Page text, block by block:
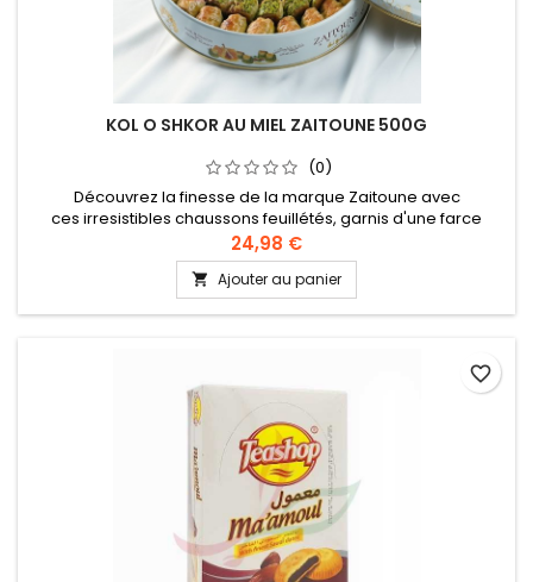
KOL O SHKOR AU MIEL ZAITOUNE 500G
(0)
Découvrez la finesse de la marque Zaitoune avec
ces irresistibles chaussons feuillétés, garnis d'une farce
fondante aux éclats de pistache. Ingrédients : pistaches, noix
de cajou, farine de blé, sel, miel, sucre, beurre animal,
amidon Recette authentique levantine
24,98 €
 Ajouter au panier
favorite_border